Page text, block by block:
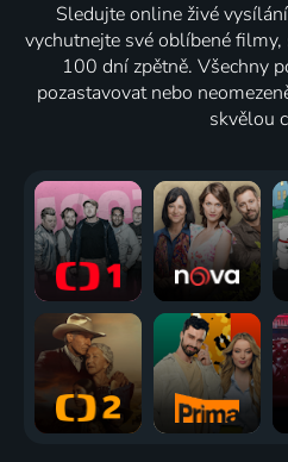
Sledujte online živé
vychutnejte své oblíbené
100 dní zpětně. Všechny
pozastavovat nebo
skvělou